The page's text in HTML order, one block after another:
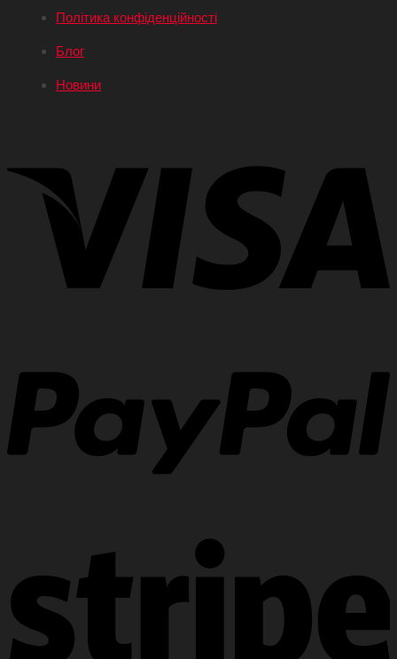
Політика конфіденційності
Блог
Новини